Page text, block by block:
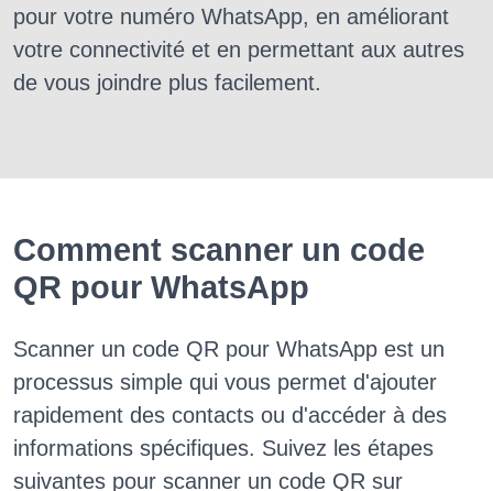
pour votre numéro WhatsApp, en améliorant
votre connectivité et en permettant aux autres
de vous joindre plus facilement.
Comment scanner un code
QR pour WhatsApp
Scanner un code QR pour WhatsApp est un
processus simple qui vous permet d'ajouter
rapidement des contacts ou d'accéder à des
informations spécifiques. Suivez les étapes
suivantes pour scanner un code QR sur